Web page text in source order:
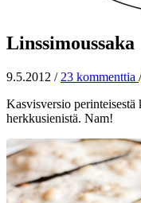
Linssimoussaka
9.5.2012 / 23 kommenttia /
Kasvisversio perinteisestä
herkkusienistä. Nam!